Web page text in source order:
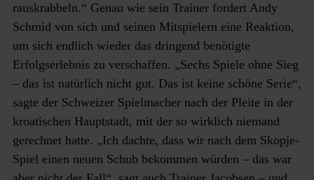
rauskrabbeln.“ Genau wie sein Trainer fordert Andy
Schmid von sich und seinen Mitspielern eine Reaktion,
um sich endlich wieder das dringend benötigte
Erfolgserlebnis zu verschaffen. „Sechs Spiele ohne Sieg
– das ist natürlich nicht gut. Das ist keine schöne Serie“,
sagte der Schweizer Spielmacher nach der Pleite in der
kroatischen Hauptstadt, mit der so wirklich niemand
gerechnet hatte. „Ich dachte, dass wir nach dem Skopje-
Spiel einen neuen Schub bekommen würden – das war